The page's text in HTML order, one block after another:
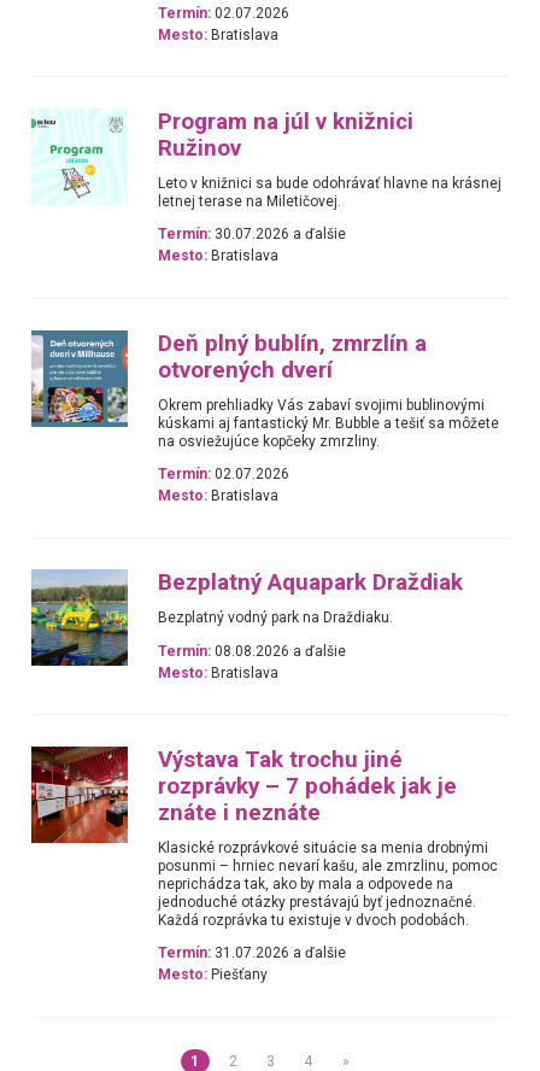
Termín: 02.07.2026
Mesto: Bratislava
Program na júl v knižnici
Ružinov
Leto v knižnici sa bude odohrávať hlavne na krásnej
letnej terase na Miletičovej.
Termín: 30.07.2026 a ďalšie
Mesto: Bratislava
Deň plný bublín, zmrzlín a
otvorených dverí
Okrem prehliadky Vás zabaví svojimi bublinovými
kúskami aj fantastický Mr. Bubble a tešiť sa môžete
na osviežujúce kopčeky zmrzliny.
Termín: 02.07.2026
Mesto: Bratislava
Bezplatný Aquapark Draždiak
Bezplatný vodný park na Draždiaku.
Termín: 08.08.2026 a ďalšie
Mesto: Bratislava
Výstava Tak trochu jiné
rozprávky – 7 pohádek jak je
znáte i neznáte
Klasické rozprávkové situácie sa menia drobnými
posunmi – hrniec nevarí kašu, ale zmrzlinu, pomoc
neprichádza tak, ako by mala a odpovede na
jednoduché otázky prestávajú byť jednoznačné.
Každá rozprávka tu existuje v dvoch podobách.
Termín: 31.07.2026 a ďalšie
Mesto: Piešťany
1 2 3 4 »